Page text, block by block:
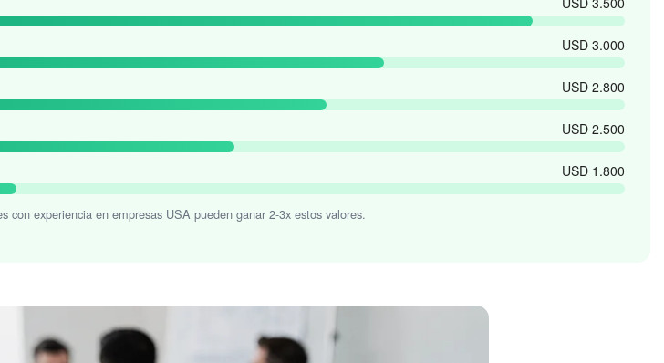
USD 3.000
USD 2.800
USD 2.500
USD 1.800
con experiencia en empresas USA pueden ganar 2-3x estos valores.